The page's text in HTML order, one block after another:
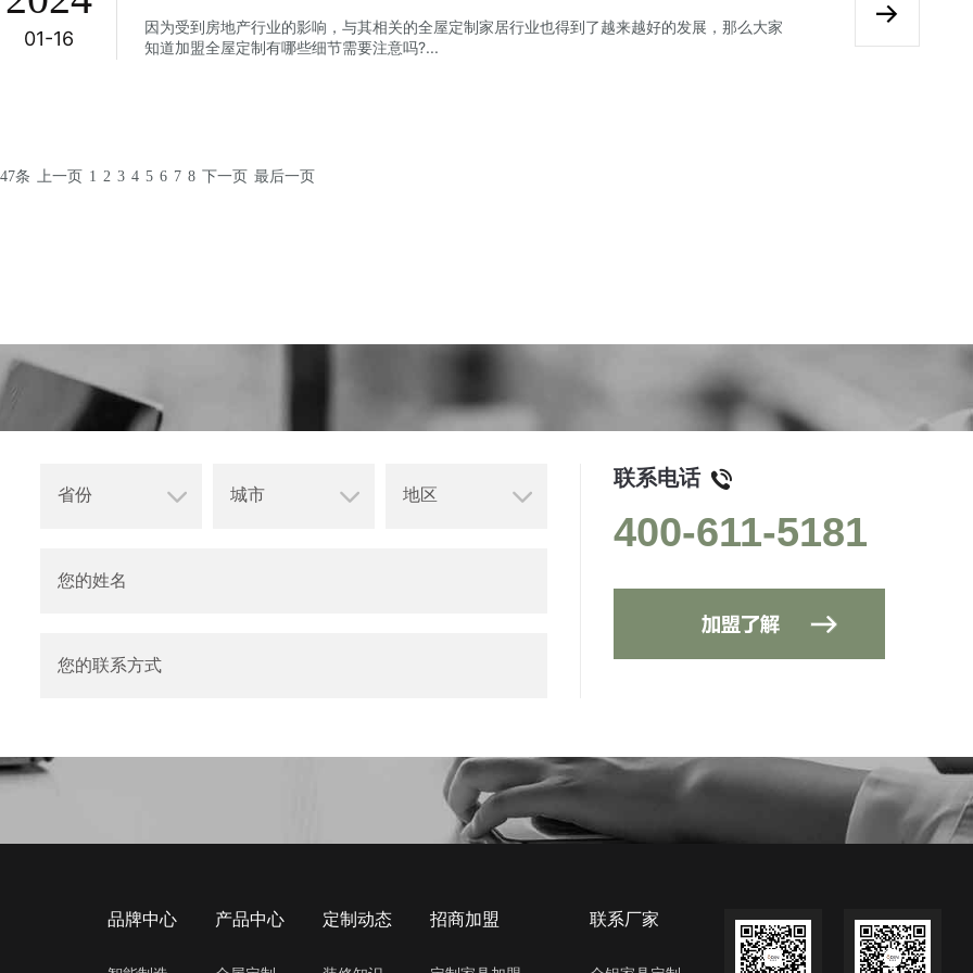
01-16
因为受到房地产行业的影响，与其相关的全屋定制家居行业也得到了越来越好的发展，那么大家
知道加盟全屋定制有哪些细节需要注意吗?...
条 上一页 1 2 3 4 5 6 7 8 下一页 最后一页
联系电话
400-611-5181
品牌中心 产品中心 定制动态 招商加盟 联系厂家